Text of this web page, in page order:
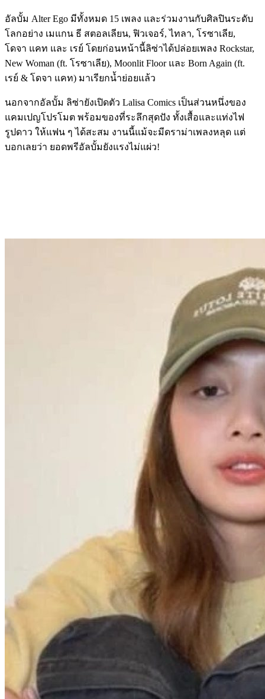
อัลบั้ม Alter Ego มีทั้งหมด 15 เพลง และร่วมงานกับศิลปินระดับ
โลกอย่าง เมแกน ธี สตอลเลียน, ฟิวเจอร์, ไทลา, โรซาเลีย,
โดจา แคท และ เรย์ โดยก่อนหน้านี้ลิซ่าได้ปล่อยเพลง Rockstar,
New Woman (ft. โรซาเลีย), Moonlit Floor และ Born Again (ft.
เรย์ & โดจา แคท) มาเรียกน้ำย่อยแล้ว
นอกจากอัลบั้ม ลิซ่ายังเปิดตัว Lalisa Comics เป็นส่วนหนึ่งของ
แคมเปญโปรโมต พร้อมของที่ระลึกสุดปัง ทั้งเสื้อและแท่งไฟ
รูปดาว ให้แฟน ๆ ได้สะสม งานนี้แม้จะมีดราม่าเพลงหลุด แต่
บอกเลยว่า ยอดพรีอัลบั้มยังแรงไม่แผ่ว!